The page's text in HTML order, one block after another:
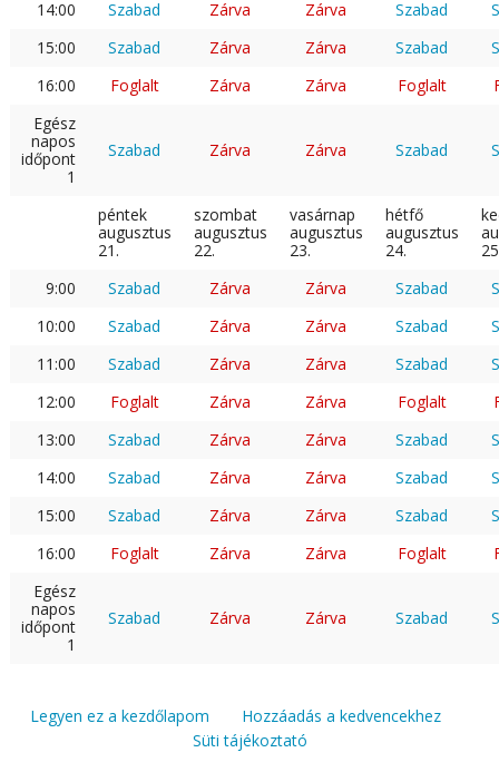
14:00
Szabad Zárva Zárva Szabad
15:00
Szabad Zárva Zárva Szabad
16:00
Foglalt Zárva Zárva Foglalt
Egész
napos
időpont
1
Szabad Zárva Zárva Szabad
péntek
augusztus
21.
szombat
augusztus
22.
vasárnap
augusztus
23.
hétfő
augusztus
24.
9:00
Szabad Zárva Zárva Szabad
10:00
Szabad Zárva Zárva Szabad
11:00
Szabad Zárva Zárva Szabad
12:00
Foglalt Zárva Zárva Foglalt
13:00
Szabad Zárva Zárva Szabad
14:00
Szabad Zárva Zárva Szabad
15:00
Szabad Zárva Zárva Szabad
16:00
Foglalt Zárva Zárva Foglalt
Egész
napos
időpont
1
Szabad Zárva Zárva Szabad
Legyen ez a kezdőlapom
Hozzáadás a kedvencekhez
Süti tájékoztató